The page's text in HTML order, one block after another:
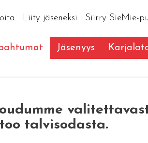
Liity jäseneksi Siirry SieMie-
Jäsenyys
talvisodasta.